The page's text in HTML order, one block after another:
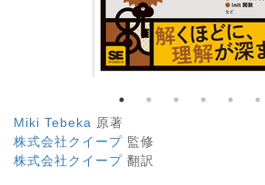
Miki Tebeka 原著
株式会社クイープ 監修
株式会社クイープ 翻訳